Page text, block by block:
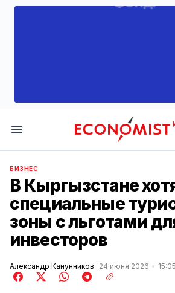
Economist.kg
БИЗНЕС
В Кыргызстане
специальные
зоны с льготами
инвесторов
Александр Канунников 24 июня 2026 15:05